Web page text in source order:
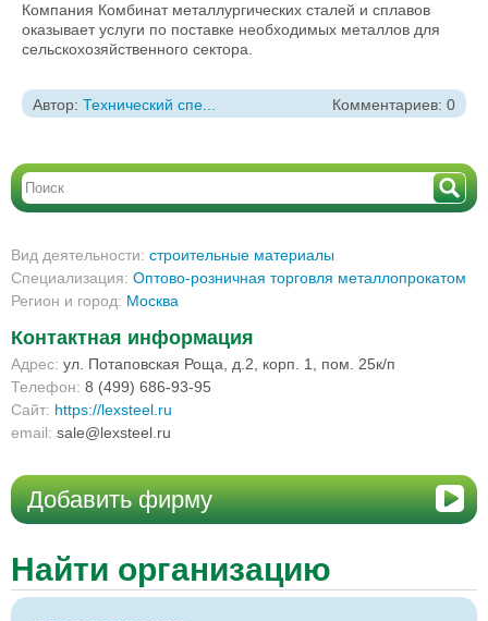
Компания Комбинат металлургических сталей и сплавов
оказывает услуги по поставке необходимых металлов для
сельскохозяйственного сектора.
Автор: Технический спе... Комментариев: 0
Вид деятельности: строительные материалы
Специализация: Оптово-розничная торговля металлопрокатом
Регион и город: Москва
Контактная информация
Адрес: ул. Потаповская Роща, д.2, корп. 1, пом. 25к/п
Телефон: 8 (499) 686-93-95
Сайт: https://lexsteel.ru
email: sale@lexsteel.ru
Добавить фирму
Найти организацию